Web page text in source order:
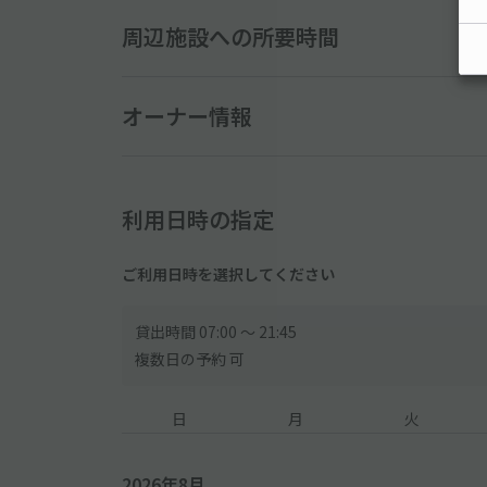
・サイドミラーが折りたためない車両は利用できませ
───────
申請なき場合、現地にて別途お支払が発生します
1. 管理人へ、アキッパで予約している旨を伝えます
2. 予約完了メール または 予約確認ページ を開きます
周辺施設への所要時間
オーナー情報
利用日時の指定
ご利用日時を選択してください
貸出時間 07:00 〜 21:45
複数日の予約 可
日 月 火